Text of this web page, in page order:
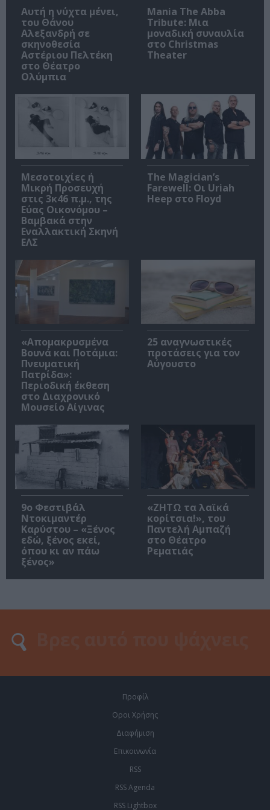
Αυτή η νύχτα μένει,
του Θάνου
Αλεξανδρή σε
σκηνοθεσία
Αστέριου Πελτέκη
στο Θέατρο
Ολύμπια
Mania The Abba
Tribute: Μια
μοναδική συναυλία
στο Christmas
Theater
Μεσοτοιχίες ή
Μικρή Προσευχή
στις 3κ46 π.μ., της
Εύας Οικονόμου –
Βαμβακά στην
Εναλλακτική Σκηνή
ΕΛΣ
The Magician’s
Farewell: Οι Uriah
Heep στο Floyd
«Απομακρυσμένα
Βουνά και Ποτάμια:
Πνευματική
Πατρίδα»:
Περιοδική έκθεση
στο Διαχρονικό
Μουσείο Αίγινας
25 αναγνωστικές
προτάσεις για τον
Αύγουστο
9ο Φεστιβάλ
Ντοκιμαντέρ
Καρύστου – «Ξένος
εδώ, ξένος εκεί,
όπου κι αν πάω
ξένος»
«ΖΗΤΩ τα λαϊκά
κορίτσια!», του
Παντελή Αμπαζή
στο Θέατρο
Ρεματιάς
Προφίλ
Οροι Χρήσης
Διαφήμιση
Επικοινωνία
RSS
RSS Agenda
RSS Lightbox